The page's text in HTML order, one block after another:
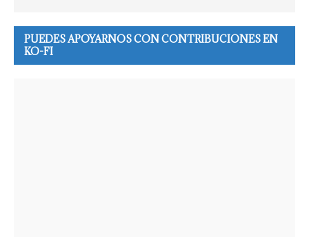
PUEDES APOYARNOS CON CONTRIBUCIONES EN
KO-FI